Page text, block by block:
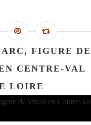
FIGURE DE
CENTRE-VAL
LOIRE